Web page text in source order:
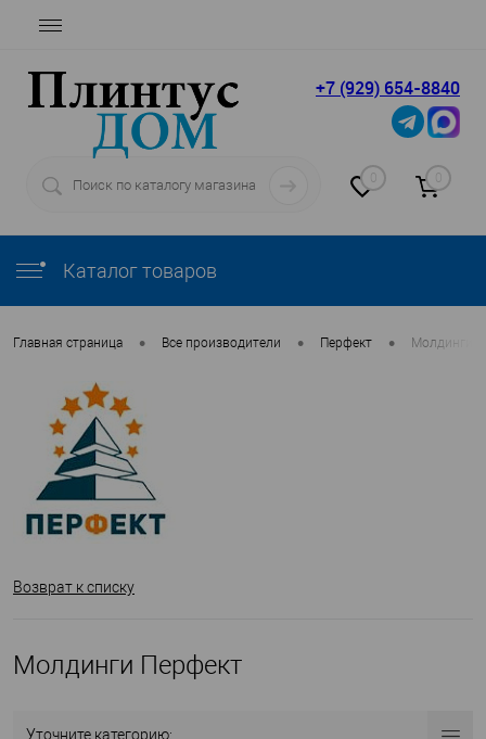
+7 (929) 654-8840
0 0
Каталог товаров
Главная страница • Все производители • Перфект • Молдинги
Возврат к списку
Молдинги Перфект
Уточните категорию: